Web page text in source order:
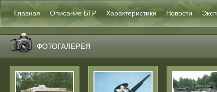
Главная Описание БТР Характеристики Новости
ФОТОГАЛЕРЕЯ